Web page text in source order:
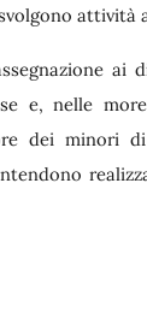
attività
ai
e, nelle
dei minori